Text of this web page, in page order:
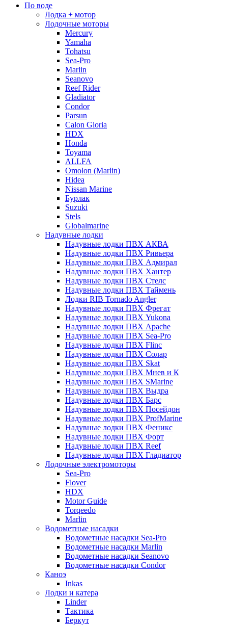
По воде
Лодка + мотор
Лодочные моторы
Mercury
Yamaha
Tohatsu
Sea-Pro
Marlin
Seanovo
Reef Rider
Gladiator
Condor
Parsun
Calon Gloria
HDX
Honda
Toyama
ALLFA
Omolon (Marlin)
Hidea
Nissan Marine
Бурлак
Suzuki
Stels
Globalmarine
Надувные лодки
Надувные лодки ПВХ АКВА
Надувные лодки ПВХ Ривьера
Надувные лодки ПВХ Адмирал
Надувные лодки ПВХ Хантер
Надувные лодки ПВХ Стелс
Надувные лодки ПВХ Таймень
Лодки RIB Tornado Angler
Надувные лодки ПВХ Фрегат
Надувные лодки ПВХ Yukona
Надувные лодки ПВХ Apache
Надувные лодки ПВХ Sea-Pro
Надувные лодки ПВХ Flinc
Надувные лодки ПВХ Солар
Надувные лодки ПВХ Skat
Надувные лодки ПВХ Мнев и К
Надувные лодки ПВХ SMarine
Надувные лодки ПВХ Выдра
Надувные лодки ПВХ Барс
Надувные лодки ПВХ Посейдон
Надувные лодки ПВХ ProfMarine
Надувные лодки ПВХ Феникс
Надувные лодки ПВХ Форт
Надувные лодки ПВХ Reef
Надувные лодки ПВХ Гладиатор
Лодочные электромоторы
Sea-Pro
Flover
HDX
Motor Guide
Torqeedo
Marlin
Водометные насадки
Водометные насадки Sea-Pro
Водометные насадки Marlin
Водометные насадки Seanovo
Водометные насадки Condor
Каноэ
Inkas
Лодки и катера
Linder
Тактика
Беркут